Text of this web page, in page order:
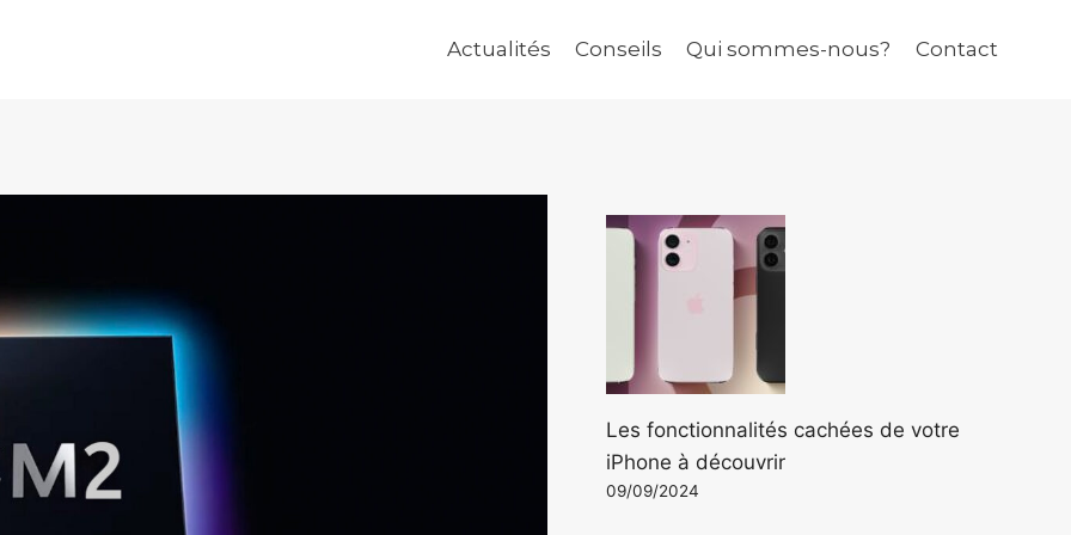
Actualités Conseils Qui sommes-nous? Contact
Les fonctionnalités cachées de votre
iPhone à découvrir
09/09/2024